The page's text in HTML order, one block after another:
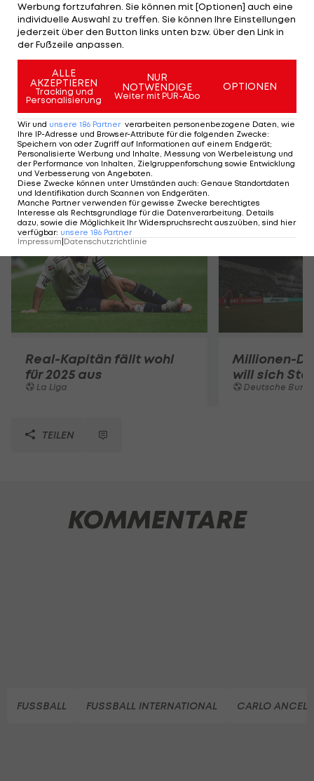
Nach der gescheiterten Qualifikation für die WM
2018 in Russland sucht der italienische
Fußballverband seit Monaten nach einem
Nachfolger für Gian Piero Ventura.
Ancelotti hatte bereits im Dezember gesagt, bei
einem Klub bleiben zu wollen, statt die
Nationalmannschaft zu trainieren.
Mehr zum Thema
Real-Kapitän fällt wohl
für 2025 aus
La Liga
Millionen-
will sich
Deutsche
TEILEN
KOMMENTARE
FUSSBALL FUSSBALL INTERNATIONAL CARLO
Werbung fortzufahren. Sie können mit [Optionen] auch eine
individuelle Auswahl zu treffen. Sie können Ihre Einstellungen
jederzeit über den Button links unten bzw. über den Link in
der Fußzeile anpassen.
ALLE
AKZEPTIEREN
Tracking und
Personalisierung
NUR
NOTWENDIGE
Weiter mit PUR-Abo
OPTIONEN
Wir und unsere 186 Partner verarbeiten personenbezogene Daten, wie
Ihre IP-Adresse und Browser-Attribute für die folgenden Zwecke:
Speichern von oder Zugriff auf Informationen auf einem Endgerät;
Personalisierte Werbung und Inhalte, Messung von Werbeleistung und
der Performance von Inhalten, Zielgruppenforschung sowie Entwicklung
und Verbesserung von Angeboten.
Diese Zwecke können unter Umständen auch: Genaue Standortdaten
und Identifikation durch Scannen von Endgeräten.
Manche Partner verwenden für gewisse Zwecke berechtigtes
Interesse als Rechtsgrundlage für die Datenverarbeitung. Details
dazu, sowie die Möglichkeit Ihr Widerspruchsrecht auszuüben, sind hier
verfügbar: unsere 186 Partner
Impressum Datenschutzrichtlinie